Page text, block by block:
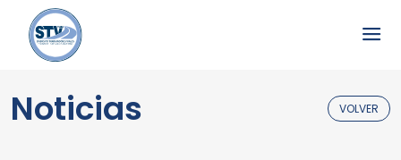
Noticias VOLVER